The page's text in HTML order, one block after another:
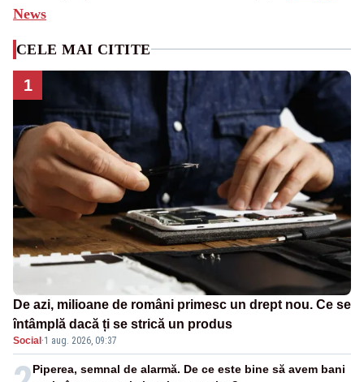
News
CELE MAI CITITE
1
De azi, milioane de români primesc un drept nou. Ce se
întâmplă dacă ți se strică un produs
Social ·1 aug. 2026, 09:37
Piperea, semnal de alarmă. De ce este bine să avem bani